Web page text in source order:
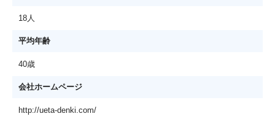
18人
平均年齢
40歳
会社ホームページ
http://ueta-denki.com/